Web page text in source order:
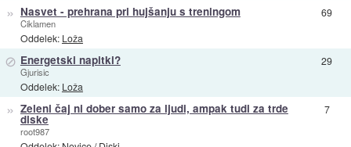
» Nasvet - prehrana pri hujšanju s treningom
Ciklamen
Oddelek: Loža
69
⊘ Energetski napitki?
Gjurisic
Oddelek: Loža
29
» Zeleni čaj ni dober samo za ljudi, ampak tudi za trde
diske
root987
7